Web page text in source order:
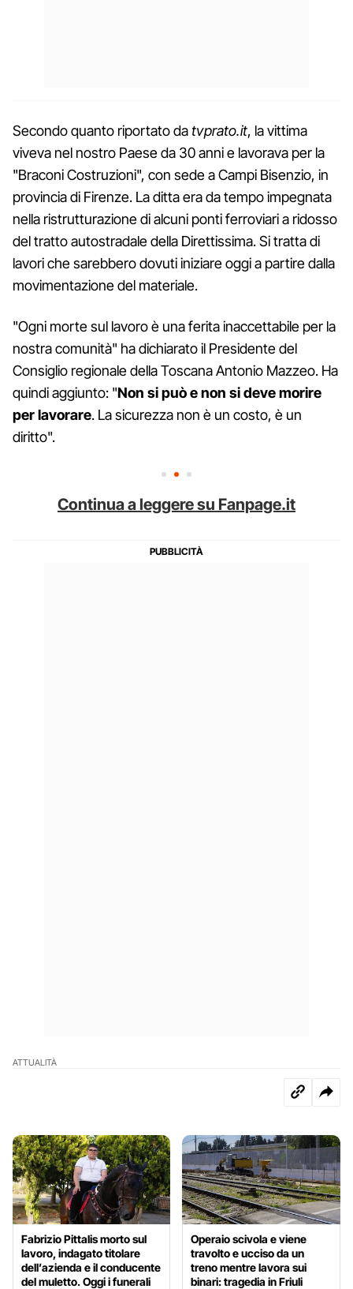
Secondo quanto riportato datvprato.it, la vittima
viveva nel nostro Paese da 30 anni e lavorava per la
"Braconi Costruzioni", con sede a Campi Bisenzio, in
provincia di Firenze. La ditta era da tempo impegnata
nella ristrutturazione di alcuni ponti ferroviari a ridosso
del tratto autostradale della Direttissima. Si tratta di
lavori che sarebbero dovuti iniziare oggi a partire dalla
movimentazione del materiale.
"Ogni morte sul lavoro è una ferita inaccettabile per la
nostra comunità" ha dichiarato il Presidente del
Consiglio regionale della Toscana Antonio Mazzeo. Ha
quindi aggiunto: "Non si può e non si deve morire
per lavorare. La sicurezza non è un costo, è un
diritto".
Continua a leggere su Fanpage.it
ATTUALITÀ
Fabrizio Pittalis morto sul
lavoro, indagato titolare
dell’azienda e il conducente
del muletto. Oggi i funerali
Operaio scivola e viene
travolto e ucciso da un
treno mentre lavora sui
binari: tragedia in Friuli